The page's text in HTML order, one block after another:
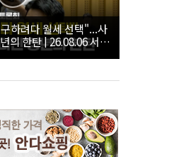
하려다 월세 선택"...사
의 한탄 | 26.08.06 서울